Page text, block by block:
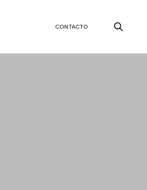
CONTACTO